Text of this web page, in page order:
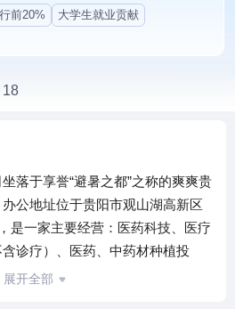
前20% 大学生就业贡献
18
落于享誉“避暑之都”之称的爽爽贵
公地址位于贵阳市观山湖高新区
是一家主要经营：医药科技、医疗
诊疗）、医药、中药材种植投
人力资源管理咨询、劳务外包、
展开全部